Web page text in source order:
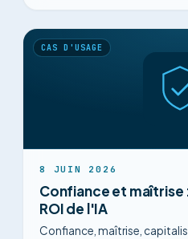
CAS D'USAGE
8 JUIN 2026
Confiance et maîtrise
ROI de l'IA
Confiance, maîtrise,